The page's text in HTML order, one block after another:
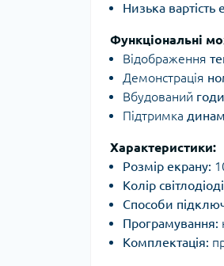
Низька вартість
Функціональні
Відображення
Демонстрація
Вбудований
Підтримка
Характеристики:
Розмір екрану:
Колір
Способи
Програмування:
Комплектація: